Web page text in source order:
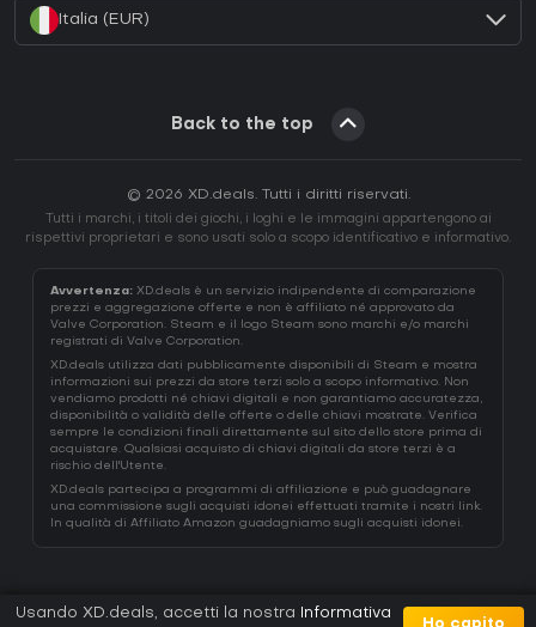
Italia (EUR)
Back to the top
© 2026 XD.deals. Tutti i diritti riservati.
Tutti i marchi, i titoli dei giochi, i loghi e le immagini appartengono ai
rispettivi proprietari e sono usati solo a scopo identificativo e informativo.
Avvertenza: XD.deals è un servizio indipendente di comparazione
prezzi e aggregazione offerte e non è affiliato né approvato da
Valve Corporation. Steam e il logo Steam sono marchi e/o marchi
registrati di Valve Corporation.
XD.deals utilizza dati pubblicamente disponibili di Steam e mostra
informazioni sui prezzi da store terzi solo a scopo informativo. Non
vendiamo prodotti né chiavi digitali e non garantiamo accuratezza,
disponibilità o validità delle offerte o delle chiavi mostrate. Verifica
sempre le condizioni finali direttamente sul sito dello store prima di
acquistare. Qualsiasi acquisto di chiavi digitali da store terzi è a
rischio dell'Utente.
XD.deals partecipa a programmi di affiliazione e può guadagnare
una commissione sugli acquisti idonei effettuati tramite i nostri link.
In qualità di Affiliato Amazon guadagniamo sugli acquisti idonei.
Usando XD.deals, accetti la nostra
Informativa
Ho capito